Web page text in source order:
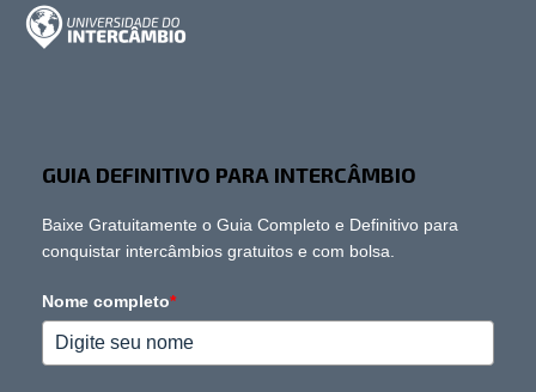
GUIA DEFINITIVO PARA INTERCÂMBIO
Baixe Gratuitamente o Guia Completo e Definitivo para
conquistar intercâmbios gratuitos e com bolsa.
Nome completo*